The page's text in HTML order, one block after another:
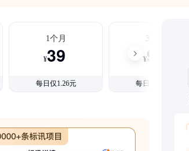
1个月
¥39
每日仅1.26元
3个月
¥99
每日仅1.08元